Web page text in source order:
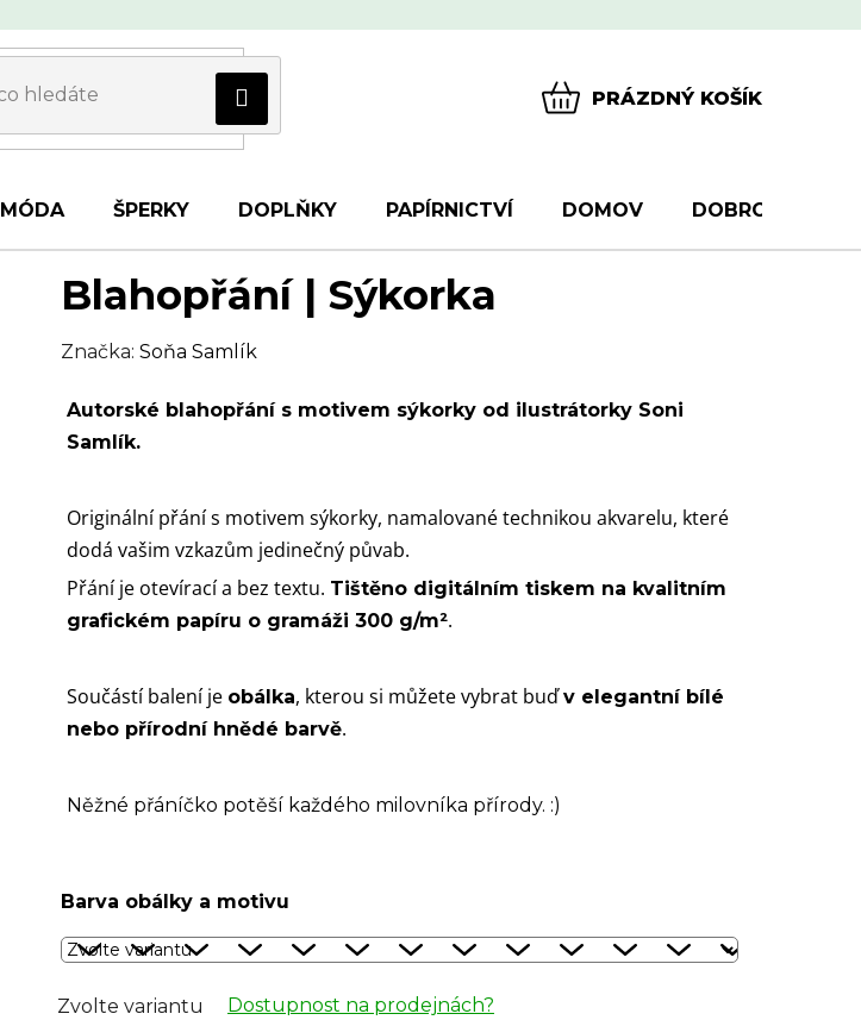
PRÁZDNÝ KOŠÍK
MÓDA ŠPERKY DOPLŇKY PAPÍRNICTVÍ DOMOV DOBROTY
Blahopřání | Sýkorka
Značka: Soňa Samlík
Autorské blahopřání s motivem sýkorky od ilustrátorky Soni
Samlík.
Originální přání s motivem sýkorky, namalované technikou akvarelu, které
dodá vašim vzkazům jedinečný půvab.
Přání je otevírací a bez textu. Tištěno digitálním tiskem na kvalitním
grafickém papíru o gramáži 300 g/m².
Součástí balení je obálka, kterou si můžete vybrat buďv elegantní bílé
nebo přírodní hnědé barvě.
Něžné přáníčko potěší každého milovníka přírody. :)
Barva obálky a motivu
Zvolte variantu Dostupnost na prodejnách?